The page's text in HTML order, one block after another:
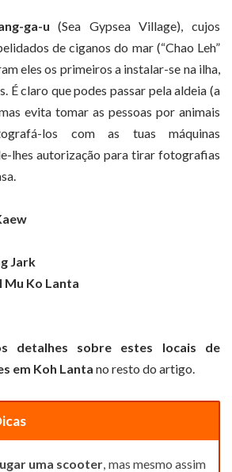
ga-u (Sea Gypsea Village), cujos
de ciganos do mar (“Chao Leh”
eles os primeiros a instalar-se na ilha,
É claro que podes passar pela aldeia (a
evita tomar as pessoas por animais
los com as tuas máquinas
lhes autorização para tirar fotografias
Jark
Mu Ko Lanta
detalhes sobre estes locais de
em Koh Lanta no resto do artigo.
uma scooter, mas mesmo assim